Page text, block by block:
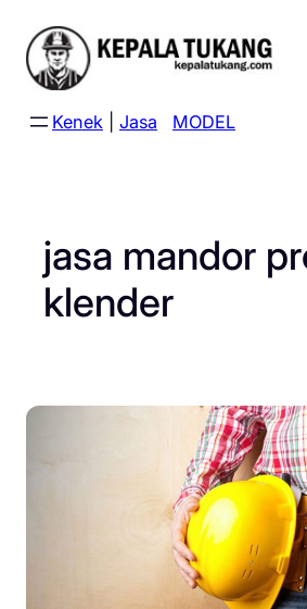
content
Kenek Jasa MODEL
jasa mandor
klender